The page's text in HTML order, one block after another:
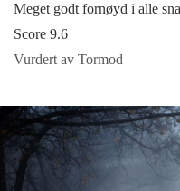
Meget godt fornøyd i alle
Score 9.6
Vurdert av Tormod